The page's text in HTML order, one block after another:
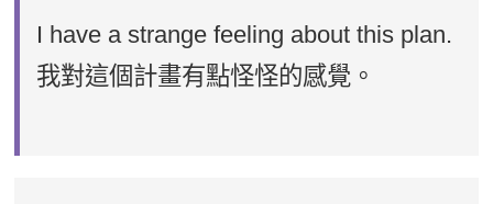
I have a strange feeling about this plan.
我對這個計畫有點怪怪的感覺。